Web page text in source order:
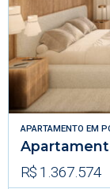
APARTAMENTO EM
R$ 1.367.574